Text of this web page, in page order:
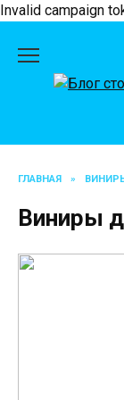
Invalid campaign
содержанию
ГЛАВНАЯ »
Виниры